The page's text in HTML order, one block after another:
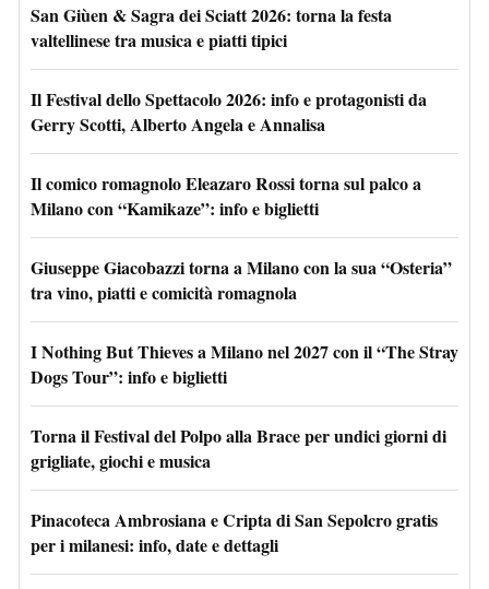
San Giùen & Sagra dei Sciatt 2026: torna la festa
valtellinese tra musica e piatti tipici
Il Festival dello Spettacolo 2026: info e protagonisti da
Gerry Scotti, Alberto Angela e Annalisa
Il comico romagnolo Eleazaro Rossi torna sul palco a
Milano con “Kamikaze”: info e biglietti
Giuseppe Giacobazzi torna a Milano con la sua “Osteria”
tra vino, piatti e comicità romagnola
I Nothing But Thieves a Milano nel 2027 con il “The Stray
Dogs Tour”: info e biglietti
Torna il Festival del Polpo alla Brace per undici giorni di
grigliate, giochi e musica
Pinacoteca Ambrosiana e Cripta di San Sepolcro gratis
per i milanesi: info, date e dettagli